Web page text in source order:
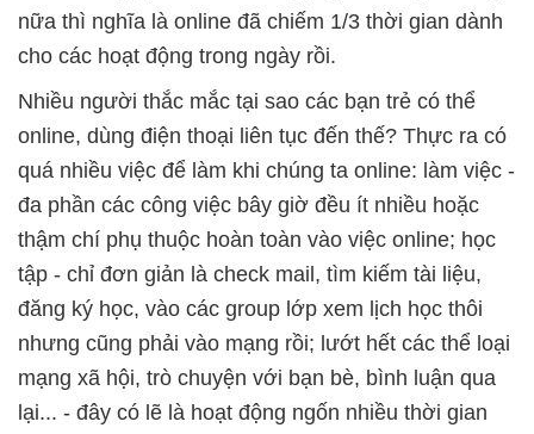
nữa thì nghĩa là online đã chiếm 1/3 thời gian dành
cho các hoạt động trong ngày rồi.
Nhiều người thắc mắc tại sao các bạn trẻ có thể
online, dùng điện thoại liên tục đến thế? Thực ra có
quá nhiều việc để làm khi chúng ta online: làm việc -
đa phần các công việc bây giờ đều ít nhiều hoặc
thậm chí phụ thuộc hoàn toàn vào việc online; học
tập - chỉ đơn giản là check mail, tìm kiếm tài liệu,
đăng ký học, vào các group lớp xem lịch học thôi
nhưng cũng phải vào mạng rồi; lướt hết các thể loại
mạng xã hội, trò chuyện với bạn bè, bình luận qua
lại... - đây có lẽ là hoạt động ngốn nhiều thời gian